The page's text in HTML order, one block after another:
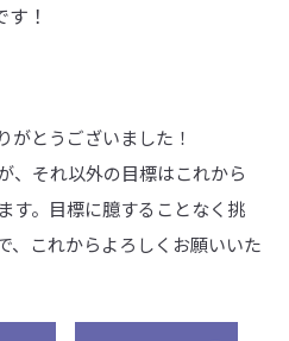
す！
がとうございました！
、それ以外の目標はこれから
す。目標に臆することなく挑
、これからよろしくお願いいた